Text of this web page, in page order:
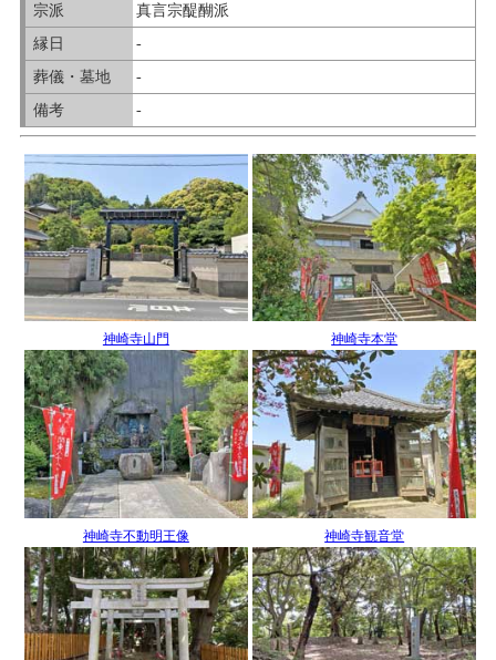
宗派
真言宗醍醐派
縁日
-
葬儀・墓地
-
備考
-
神崎寺山門 神崎寺本堂
神崎寺不動明王像 神崎寺観音堂